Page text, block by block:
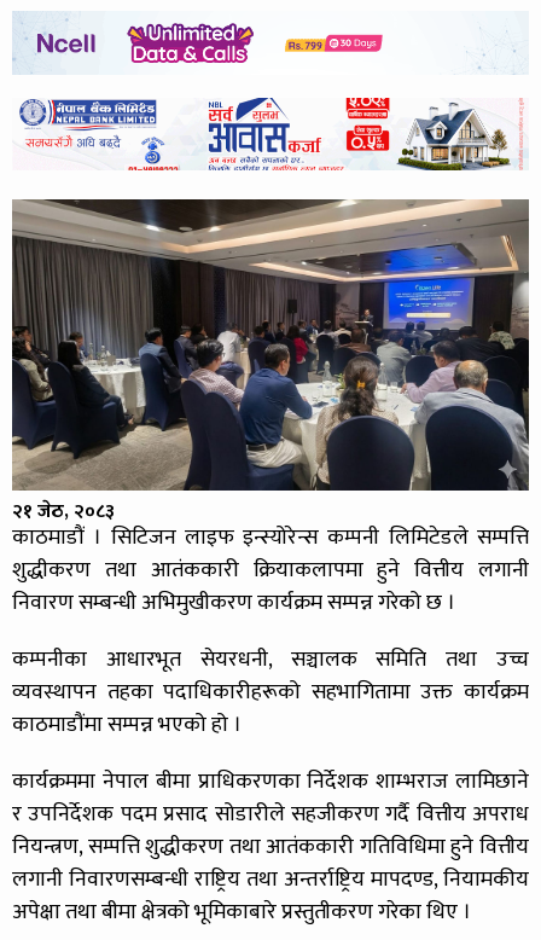
२१ जेठ, २०८३
काठमाडौं । सिटिजन लाइफ इन्स्योरेन्स कम्पनी लिमिटेडले सम्पत्ति
शुद्धीकरण तथा आतंककारी क्रियाकलापमा हुने वित्तीय लगानी
निवारण सम्बन्धी अभिमुखीकरण कार्यक्रम सम्पन्न गरेको छ ।
कम्पनीका आधारभूत सेयरधनी, सञ्चालक समिति तथा उच्च
व्यवस्थापन तहका पदाधिकारीहरूको सहभागितामा उक्त कार्यक्रम
काठमाडौंमा सम्पन्न भएको हो ।
कार्यक्रममा नेपाल बीमा प्राधिकरणका निर्देशक शाम्भराज लामिछाने
र उपनिर्देशक पदम प्रसाद सोडारीले सहजीकरण गर्दै वित्तीय अपराध
नियन्त्रण, सम्पत्ति शुद्धीकरण तथा आतंककारी गतिविधिमा हुने वित्तीय
लगानी निवारणसम्बन्धी राष्ट्रिय तथा अन्तर्राष्ट्रिय मापदण्ड, नियामकीय
अपेक्षा तथा बीमा क्षेत्रको भूमिकाबारे प्रस्तुतीकरण गरेका थिए ।